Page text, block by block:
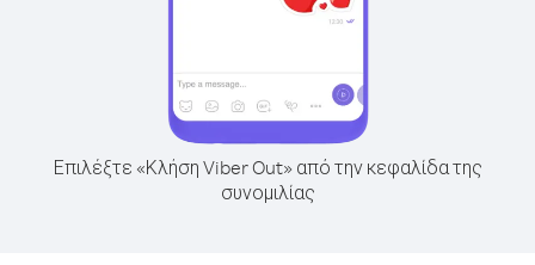
Επιλέξτε «Κλήση Viber Out» από την κεφαλίδα της
συνομιλίας